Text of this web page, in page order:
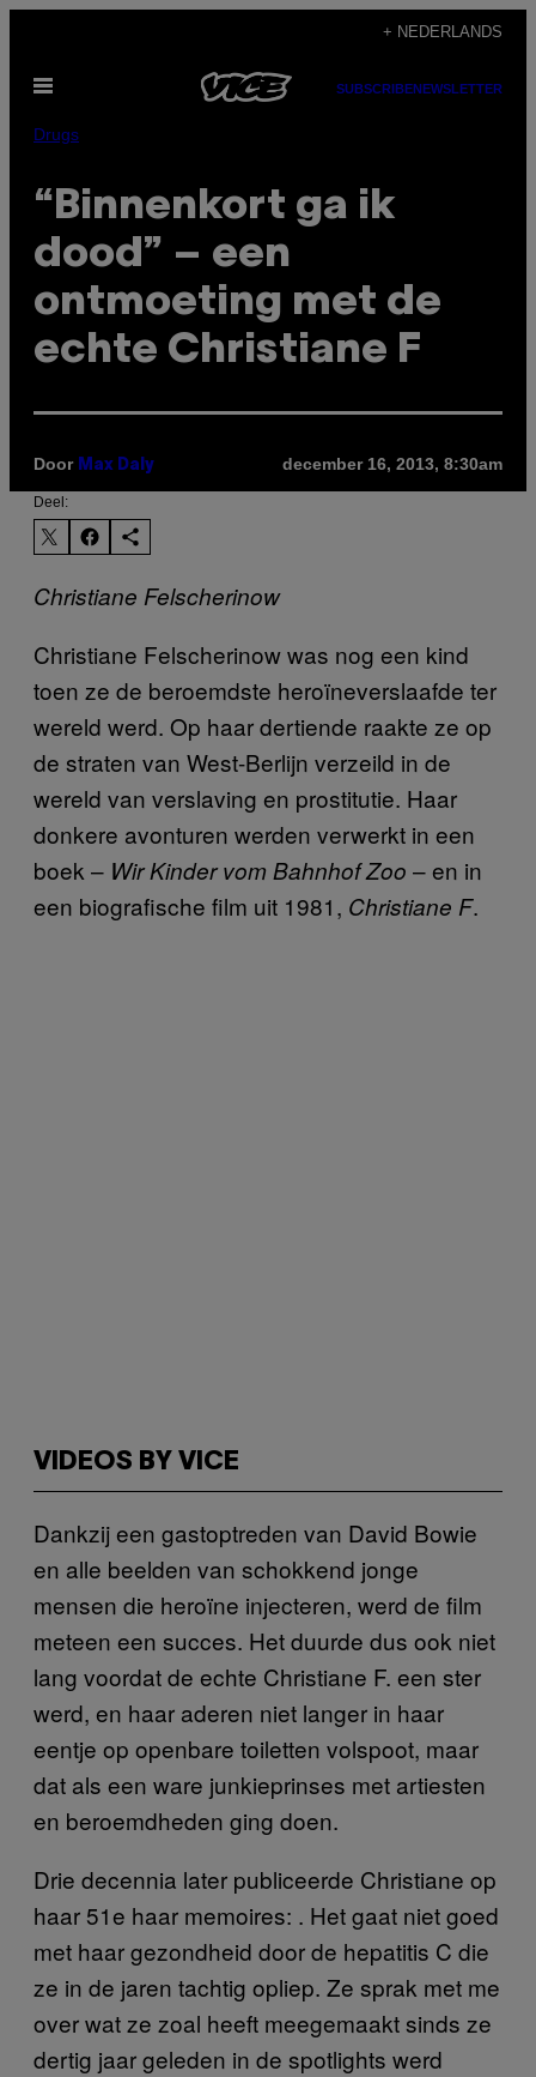
de
inhoud
+ NEDERLANDS
Open
SUBSCRIBENEWSLETTER
Drugs
“Binnenkort ga ik
dood” – een
ontmoeting met de
echte Christiane F
Door Max Daly december 16, 2013, 8:30am
Deel:
Christiane Felscherinow
Christiane Felscherinow was nog een kind
toen ze de beroemdste heroïneverslaafde ter
wereld werd. Op haar dertiende raakte ze op
de straten van West-Berlijn verzeild in de
wereld van verslaving en prostitutie. Haar
donkere avonturen werden verwerkt in een
boek – Wir Kinder vom Bahnhof Zoo – en in
een biografische film uit 1981, Christiane F.
VIDEOS BY VICE
Dankzij een gastoptreden van David Bowie
en alle beelden van schokkend jonge
mensen die heroïne injecteren, werd de film
meteen een succes. Het duurde dus ook niet
lang voordat de echte Christiane F. een ster
werd, en haar aderen niet langer in haar
eentje op openbare toiletten volspoot, maar
dat als een ware junkieprinses met artiesten
en beroemdheden ging doen.
Drie decennia later publiceerde Christiane op
haar 51e haar memoires: . Het gaat niet goed
met haar gezondheid door de hepatitis C die
ze in de jaren tachtig opliep. Ze sprak met me
over wat ze zoal heeft meegemaakt sinds ze
dertig jaar geleden in de spotlights werd